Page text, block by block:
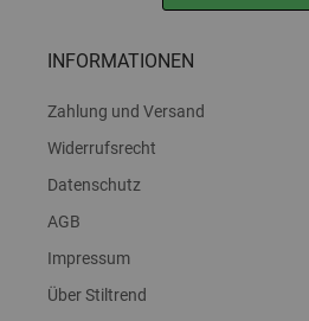
INFORMATIONEN
Zahlung und Versand
Widerrufsrecht
Datenschutz
AGB
Impressum
Über Stiltrend